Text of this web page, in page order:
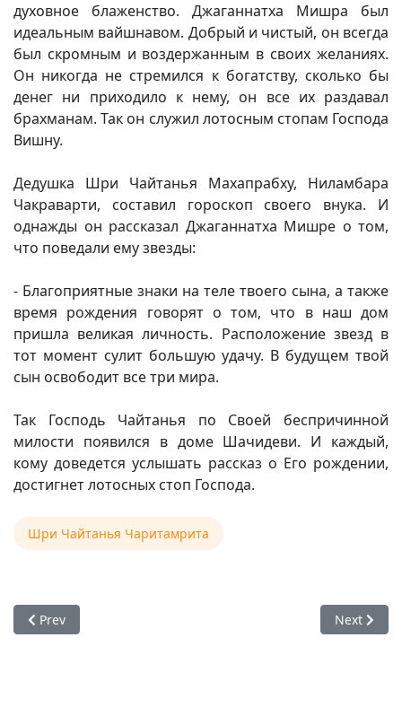
духовное блаженство. Джаганнатха Мишра был
идеальным вайшнавом. Добрый и чистый, он всегда
был скромным и воздержанным в своих желаниях.
Он никогда не стремился к богатству, сколько бы
денег ни приходило к нему, он все их раздавал
брахманам. Так он служил лотосным стопам Господа
Вишну.
Дедушка Шри Чайтанья Махапрабху, Ниламбара
Чакраварти, составил гороскоп своего внука. И
однажды он рассказал Джаганнатха Мишре о том,
что поведали ему звезды:
- Благоприятные знаки на теле твоего сына, а также
время рождения говорят о том, что в наш дом
пришла великая личность. Расположение звезд в
тот момент сулит большую удачу. В будущем твой
сын освободит все три мира.
Так Господь Чайтанья по Своей беспричинной
милости появился в доме Шачидеви. И каждый,
кому доведется услышать рассказ о Его рождении,
достигнет лотосных стоп Господа.
Шри Чайтанья Чаритамрита
Previous article: Господь Чайтанья наносит поражение Кази
Prev Next
Next